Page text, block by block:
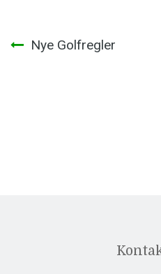
Nye Golfregler